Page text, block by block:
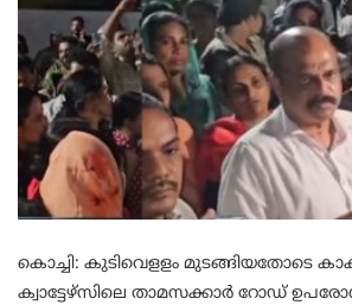
കൊച്ചി: കുടിവെളളം മുടങ്ങിയതോടെ
ക്വാട്ടേഴ്സിലെ താമസക്കാർ റോഡ്